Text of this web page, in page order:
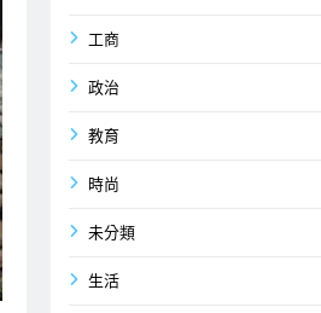
工商
政治
教育
時尚
未分類
生活